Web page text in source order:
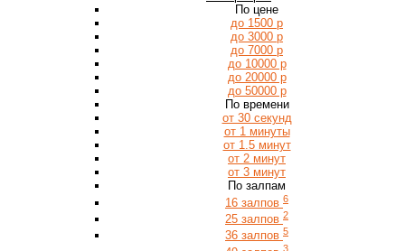
По цене
до 1500 р
до 3000 р
до 7000 р
до 10000 р
до 20000 р
до 50000 р
По времени
от 30 секунд
от 1 минуты
от 1.5 минут
от 2 минут
от 3 минут
По залпам
16 залпов 6
25 залпов 2
36 залпов 5
3